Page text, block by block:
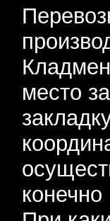
место